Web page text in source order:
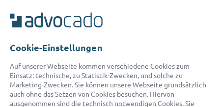
Unser Serviceteam ist von 8:00 bis 17:00 Uhr für Sie erreichbar.
E-Mail:
service@advocado.com
© 2026 advocado - einfach online den passenden Rechtsanwalt finden
Cookie-Einstellungen
Auf unserer Webseite kommen verschiedene Cookies zum
Einsatz: technische, zu Statistik-Zwecken, und solche zu
Marketing-Zwecken. Sie können unsere Webseite grundsätzlich
auch ohne das Setzen von Cookies besuchen. Hiervon
ausgenommen sind die technisch notwendigen Cookies. Sie